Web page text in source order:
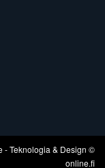
- Teknologia & Design ©
online.fi